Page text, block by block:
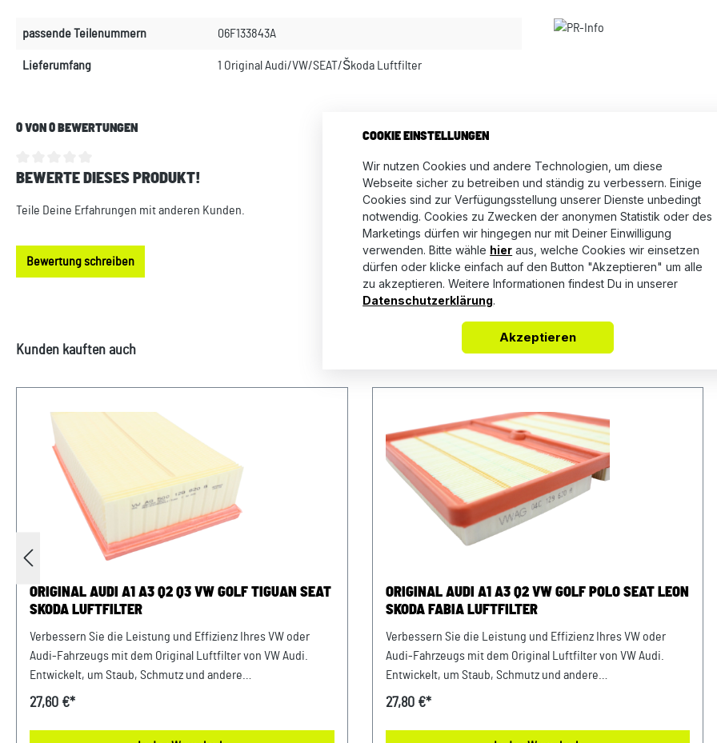
passende Teilenummern 06F133843A
Lieferumfang 1 Original Audi/VW/SEAT/Škoda Luftfilter
0 VON 0 BEWERTUNGEN
Durchschnittliche Bewertung von 0 von 5 Sternen
BEWERTE DIESES PRODUKT!
Teile Deine Erfahrungen mit anderen Kunden.
Bewertung schreiben
Bewertungen nur in der aktuellen Sprache anzeigen.
Keine Bewertungen gefunden. Teile Deine Erfahrungen mit
Produktgalerie überspringen
Kunden kauften auch
ORIGINAL AUDI A1 A3 Q2 Q3 VW GOLF TIGUAN SEAT
SKODA LUFTFILTER
Verbessern Sie die Leistung und Effizienz Ihres VW oder
Audi-Fahrzeugs mit dem Original Luftfilter von VW Audi.
Entwickelt, um Staub, Schmutz und andere
Verunreinigungen fernzuhalten, sorgt dieser Luftfilter für
und hochwertigen Materialien gewährleistet er eine lange
27,60 €*
ORIGINAL AUDI A1 A3 Q2 VW GOLF POLO SEAT LEON
SKODA FABIA LUFTFILTER
Verbessern Sie die Leistung und Effizienz Ihres VW oder
Audi-Fahrzeugs mit dem Original Luftfilter von VW Audi.
Entwickelt, um Staub, Schmutz und andere
Verunreinigungen fernzuhalten, sorgt dieser Luftfilter für
und hochwertigen Materialien gewährleistet er eine lange
27,80 €*
COOKIE EINSTELLUNGEN
Wir nutzen Cookies und andere Technologien, um diese
Webseite sicher zu betreiben und ständig zu verbessern. Einige
Cookies sind zur Verfügungsstellung unserer Dienste unbedingt
notwendig. Cookies zu Zwecken der anonymen Statistik oder des
Marketings dürfen wir hingegen nur mit Deiner Einwilligung
verwenden. Bitte wähle hier aus, welche Cookies wir einsetzen
dürfen oder klicke einfach auf den Button "Akzeptieren" um alle
zu akzeptieren. Weitere Informationen findest Du in unserer
Datenschutzerklärung.
Akzeptieren